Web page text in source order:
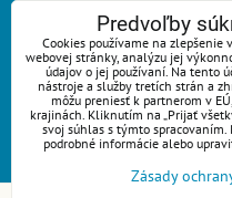
ZAVOLÁME VÁM SPÄŤ
Váš telefón:*
Predvoľby
Cookies používame na zlepšenie
webovej stránky, analýzu jej
údajov o jej používaní. Na tento
nástroje a služby tretích strán a
môžu preniesť k partnerom v
krajinách. Kliknutím na „Prijať
svoj súhlas s týmto spracovaním.
podrobné informácie alebo
Zásady